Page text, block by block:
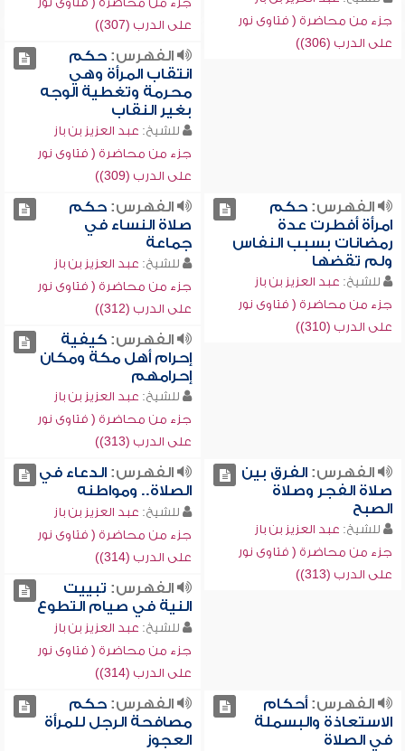
جزء من محاضرة ( فتاوى نور
على الدرب (306))
على الدرب (307))
الفهرس:حكم
انتقاب المرأة وهي
محرمة وتغطية الوجه
بغير النقاب
للشيخ: عبد العزيز بن باز
جزء من محاضرة ( فتاوى نور
على الدرب (309))
الفهرس:حكم
امرأة أفطرت عدة
رمضانات بسبب النفاس
ولم تقضها
للشيخ: عبد العزيز بن باز
جزء من محاضرة ( فتاوى نور
على الدرب (310))
الفهرس:حكم
صلاة النساء في
جماعة
للشيخ: عبد العزيز بن باز
جزء من محاضرة ( فتاوى نور
على الدرب (312))
الفهرس:كيفية
إحرام أهل مكة ومكان
إحرامهم
للشيخ: عبد العزيز بن باز
جزء من محاضرة ( فتاوى نور
على الدرب (313))
الفهرس:الفرق بين
صلاة الفجر وصلاة
الصبح
للشيخ: عبد العزيز بن باز
جزء من محاضرة ( فتاوى نور
على الدرب (313))
الفهرس:الدعاء في
الصلاة.. ومواطنه
للشيخ: عبد العزيز بن باز
جزء من محاضرة ( فتاوى نور
على الدرب (314))
الفهرس: تبييت
النية في صيام التطوع
للشيخ: عبد العزيز بن باز
جزء من محاضرة ( فتاوى نور
على الدرب (314))
الفهرس:أحكام
الاستعاذة والبسملة
في الصلاة
الفهرس:حكم
مصافحة الرجل للمرأة
العجوز